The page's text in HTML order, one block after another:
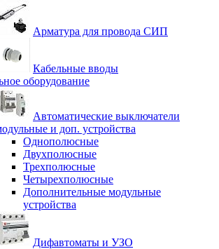
Арматура для провода СИП
Кабельные вводы
оборудование
Автоматические выключатели
и доп. устройства
Однополюсные
Двухполюсные
Трехполюсные
Четырехполюсные
Дополнительные модульные
устройства
Дифавтоматы и УЗО